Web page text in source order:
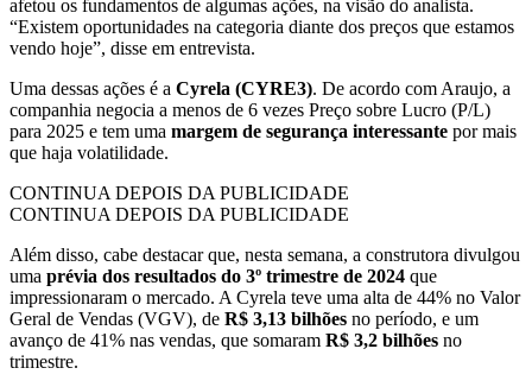
afetou os fundamentos de algumas ações, na visão do analista.
“Existem oportunidades na categoria diante dos preços que estamos
vendo hoje”, disse em entrevista.
Uma dessas ações é a Cyrela (CYRE3). De acordo com Araujo, a
companhia negocia a menos de 6 vezes Preço sobre Lucro (P/L)
para 2025 e tem uma margem de segurança interessante por mais
que haja volatilidade.
CONTINUA DEPOIS DA PUBLICIDADE
CONTINUA DEPOIS DA PUBLICIDADE
Além disso, cabe destacar que, nesta semana, a construtora divulgou
uma prévia dos resultados do 3º trimestre de 2024 que
impressionaram o mercado. A Cyrela teve uma alta de 44% no Valor
Geral de Vendas (VGV), de R$ 3,13 bilhões no período, e um
avanço de 41% nas vendas, que somaram R$ 3,2 bilhões no
trimestre.